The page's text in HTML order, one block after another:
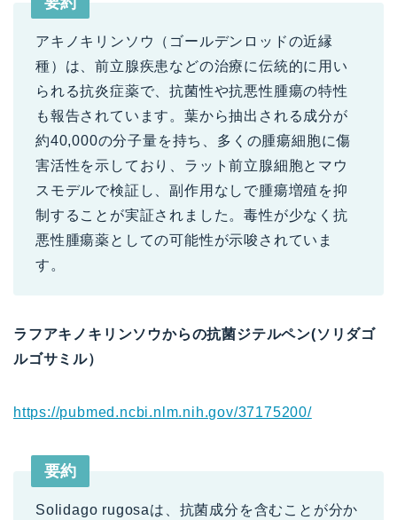
アキノキリンソウ（ゴールデンロッドの近縁
種）は、前立腺疾患などの治療に伝統的に用い
られる抗炎症薬で、抗菌性や抗悪性腫瘍の特性
も報告されています。葉から抽出される成分が
約40,000の分子量を持ち、多くの腫瘍細胞に傷
害活性を示しており、ラット前立腺細胞とマウ
スモデルで検証し、副作用なしで腫瘍増殖を抑
制することが実証されました。毒性が少なく抗
悪性腫瘍薬としての可能性が示唆されていま
す。
ラフアキノキリンソウからの抗菌ジテルペン(ソリダゴ
ルゴサミル）
https://pubmed.ncbi.nlm.nih.gov/37175200/
要約
Solidago rugosaは、抗菌成分を含むことが分か